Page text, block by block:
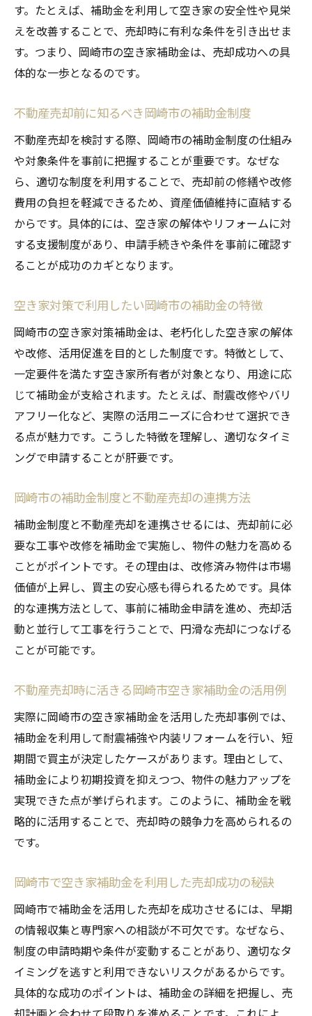
す。たとえば、補助金を利用して空き家の安全性や見栄
えを改善することで、売却時に有利な条件を引き出せま
す。つまり、岡崎市の空き家補助金は、売却成功への具
体的な一歩となるのです。
不動産売却前に知るべき岡崎市の補助金制度
不動産売却を検討する際、岡崎市の補助金制度の仕組み
や対象条件を事前に把握することが重要です。なぜな
ら、適切な制度を利用することで、売却前の修繕や改修
費用の負担を軽減できるため、資産価値維持に直結する
からです。具体的には、空き家の解体やリフォームに対
する支援制度があり、申請手続きや条件を事前に確認す
ることが成功のカギとなります。
空き家対策で利用したい岡崎市の補助金の特徴
岡崎市の空き家対策補助金は、老朽化した空き家の解体
や改修、活用促進を目的とした制度です。特徴として、
一定要件を満たす空き家所有者が対象となり、用途に応
じて補助金が支給されます。たとえば、耐震改修やバリ
アフリー化など、実際の活用ニーズに合わせて選択でき
る点が魅力です。こうした特徴を理解し、適切なタイミ
ングで申請することが肝要です。
岡崎市の補助金制度と不動産売却の連携方法
補助金制度と不動産売却を連携させるには、売却前に必
要な工事や改修を補助金で実施し、物件の魅力を高める
ことがポイントです。その理由は、改修済み物件は市場
価値が上昇し、買主の安心感も得られるためです。具体
的な連携方法として、事前に補助金申請を進め、売却活
動と並行して工事を行うことで、円滑な売却につなげる
ことが可能です。
不動産売却時に活きる岡崎市空き家補助金の活用例
実際に岡崎市の空き家補助金を活用した売却事例では、
補助金を利用して耐震補強や内装リフォームを行い、短
期間で買主が決定したケースがあります。理由として、
補助金により初期投資を抑えつつ、物件の魅力アップを
実現できた点が挙げられます。このように、補助金を戦
略的に活用することで、売却時の競争力を高められるの
です。
岡崎市で空き家補助金を利用した売却成功の秘訣
岡崎市で補助金を活用した売却を成功させるには、早期
の情報収集と専門家への相談が不可欠です。なぜなら、
制度の申請時期や条件が変動することがあり、適切なタ
イミングを逃すと利用できないリスクがあるからです。
具体的な成功のポイントは、補助金の詳細を把握し、売